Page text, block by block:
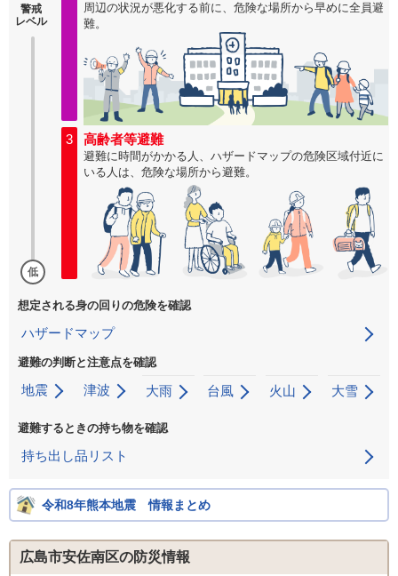
警戒
レベル
周辺の状況が悪化する前に、危険な場所から早めに全員避
難。
低
3 高齢者等避難
避難に時間がかかる人、ハザードマップの危険区域付近に
いる人は、危険な場所から避難。
想定される身の回りの危険を確認
ハザードマップ
避難の判断と注意点を確認
地震 津波 大雨 台風 火山 大雪
避難するときの持ち物を確認
持ち出し品リスト
令和8年熊本地震 情報まとめ
広島市安佐南区の防災情報